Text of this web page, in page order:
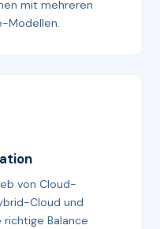
mit mehreren
Modellen.
von Cloud-
Cloud und
Balance